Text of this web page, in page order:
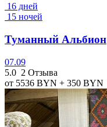
16 дней
15 ночей
Туманный Альбион
07.09
5.0 2 Отзыва
от 5536 BYN + 350 BYN